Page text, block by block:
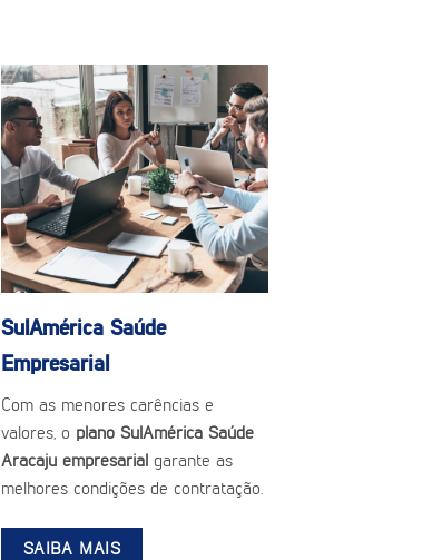
SulAmérica Saúde
Empresarial
Com as menores carências e
valores, o plano SulAmérica Saúde
Aracaju empresarial garante as
melhores condições de contratação.
SAIBA MAIS